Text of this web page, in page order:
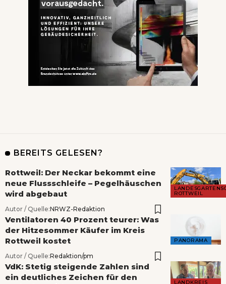
BEREITS GELESEN?
ROTTWEIL
Rottweil: Der Neckar bekommt eine
neue Flussschleife – Pegelhäuschen
wird abgebaut
Autor / Quelle:NRWZ-Redaktion
PANORAMA
Ventilatoren 40 Prozent teurer: Was
der Hitzesommer Käufer im Kreis
Rottweil kostet
Autor / Quelle:Redaktion/pm
LANDKREIS
VdK: Stetig steigende Zahlen sind
ein deutliches Zeichen für den